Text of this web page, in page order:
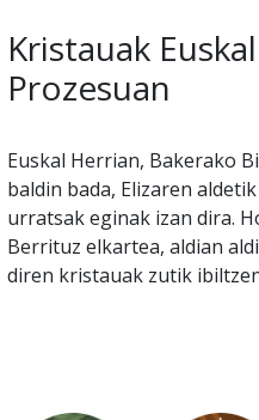
Kristauak
Prozesuan
Euskal Herrian, Bakerako
baldin bada, Elizaren
urratsak eginak izan dira.
Berrituz elkartea, aldian
diren kristauak zutik